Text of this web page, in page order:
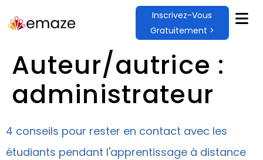
Inscrivez-Vous
Gratuitement >
Auteur/autrice :
administrateur
4 conseils pour rester en contact avec les
étudiants pendant l'apprentissage à distance